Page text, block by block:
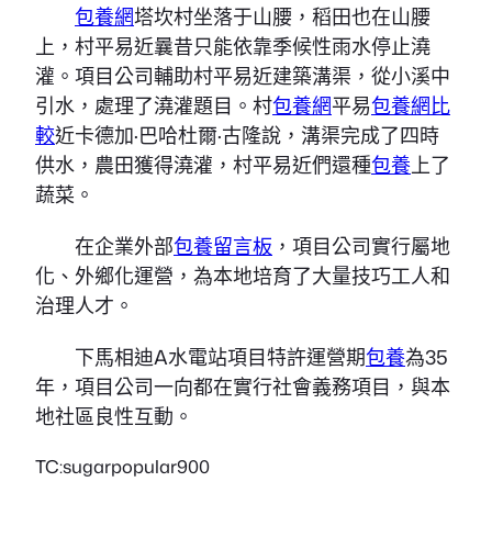
包養網塔坎村坐落于山腰，稻田也在山腰
上，村平易近曩昔只能依靠季候性雨水停止澆
灌。項目公司輔助村平易近建築溝渠，從小溪中
引水，處理了澆灌題目。村包養網平易包養網比
較近卡德加·巴哈杜爾·古隆說，溝渠完成了四時
供水，農田獲得澆灌，村平易近們還種包養上了
蔬菜。
在企業外部包養留言板 ，項目公司實行屬地
化、外鄉化運營，為本地培育了大量技巧工人和
治理人才。
下馬相迪A水電站項目特許運營期包養為35
年，項目公司一向都在實行社會義務項目，與本
地社區良性互動。
TC:sugarpopular900